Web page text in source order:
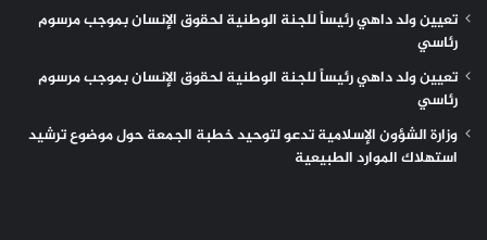
تعيين ولد داهي رئيساً للجنة الوطنية لحقوق الإنسان بموجب مرسوم
رئاسي
تعيين ولد داهي رئيساً للجنة الوطنية لحقوق الإنسان بموجب مرسوم
رئاسي
وزارة الشؤون الإسلامية تدعو لتوحيد خطبة الجمعة حول موضوع ترشيد
استهلاك الموارد الطبيعية